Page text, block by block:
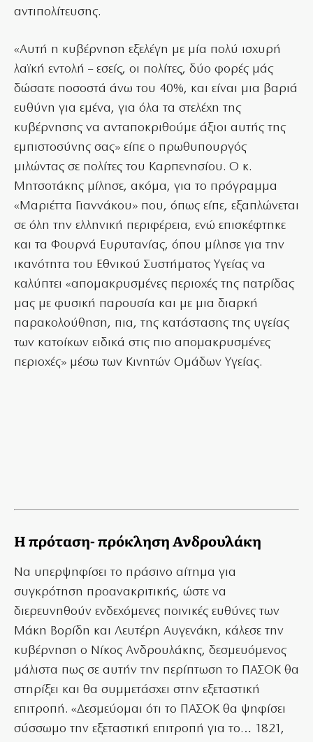
αντιπολίτευσης.
«Αυτή η κυβέρνηση εξελέγη με μία πολύ ισχυρή
λαϊκή εντολή – εσείς, οι πολίτες, δύο φορές μάς
δώσατε ποσοστά άνω του 40%, και είναι μια βαριά
ευθύνη για εμένα, για όλα τα στελέχη της
κυβέρνησης να ανταποκριθούμε άξιοι αυτής της
εμπιστοσύνης σας» είπε ο πρωθυπουργός
μιλώντας σε πολίτες του Καρπενησίου. Ο κ.
Μητσοτάκης μίλησε, ακόμα, για το πρόγραμμα
«Μαριέττα Γιαννάκου» που, όπως είπε, εξαπλώνεται
σε όλη την ελληνική περιφέρεια, ενώ επισκέφτηκε
και τα Φουρνά Ευρυτανίας, όπου μίλησε για την
ικανότητα του Εθνικού Συστήματος Υγείας να
καλύπτει «απομακρυσμένες περιοχές της πατρίδας
μας με φυσική παρουσία και με μια διαρκή
παρακολούθηση, πια, της κατάστασης της υγείας
των κατοίκων ειδικά στις πιο απομακρυσμένες
περιοχές» μέσω των Κινητών Ομάδων Υγείας.
Η πρόταση- πρόκληση Ανδρουλάκη
Να υπερψηφίσει το πράσινο αίτημα για
συγκρότηση προανακριτικής, ώστε να
διερευνηθούν ενδεχόμενες ποινικές ευθύνες των
Μάκη Βορίδη και Λευτέρη Αυγενάκη, κάλεσε την
κυβέρνηση ο Νίκος Ανδρουλάκης, δεσμευόμενος
μάλιστα πως σε αυτήν την περίπτωση το ΠΑΣΟΚ θα
στηρίξει και θα συμμετάσχει στην εξεταστική
επιτροπή. «Δεσμεύομαι ότι το ΠΑΣΟΚ θα ψηφίσει
σύσσωμο την εξεταστική επιτροπή για το… 1821,